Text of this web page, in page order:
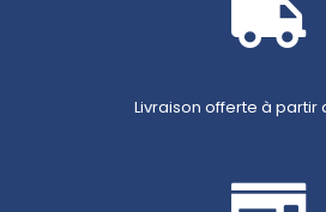
Livraison offerte à partir